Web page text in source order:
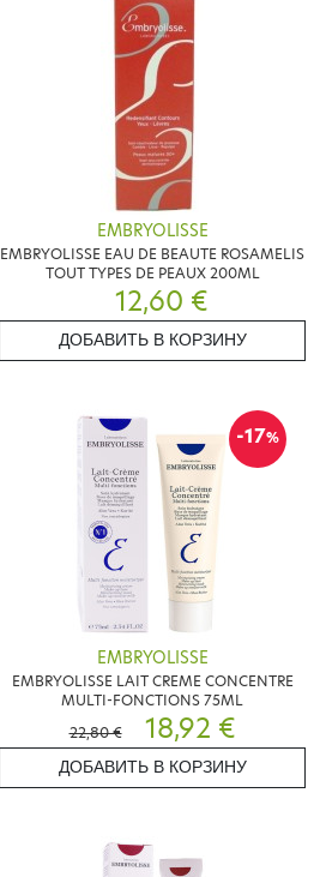
EMBRYOLISSE
EMBRYOLISSE EAU DE BEAUTE ROSAMELIS
TOUT TYPES DE PEAUX 200ML
12,60 €
ДОБАВИТЬ В КОРЗИНУ
-17%
EMBRYOLISSE
EMBRYOLISSE LAIT CREME CONCENTRE
MULTI-FONCTIONS 75ML
22,80 €
18,92 €
ДОБАВИТЬ В КОРЗИНУ